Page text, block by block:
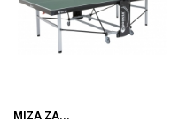
MIZA ZA...